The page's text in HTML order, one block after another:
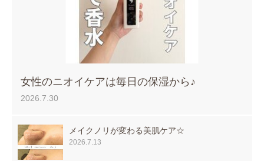
女性のニオイケアは毎日の保湿から♪
2026.7.30
メイクノリが変わる美肌ケア☆
2026.7.13